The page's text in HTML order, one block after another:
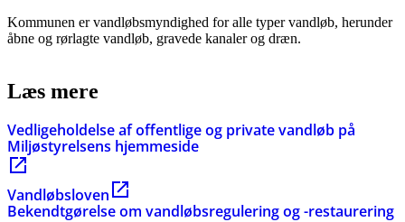
Kommunen er vandløbsmyndighed for alle typer vandløb, herunder
åbne og rørlagte vandløb, gravede kanaler og dræn.
Læs mere
Vedligeholdelse af offentlige og private vandløb på
Miljøstyrelsens hjemmeside
Vandløbsloven
Bekendtgørelse om vandløbsregulering og -restaurering